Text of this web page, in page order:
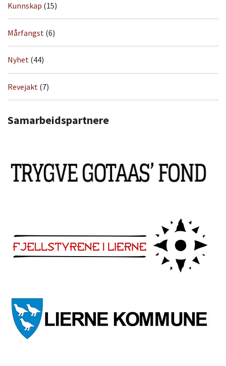
Kunnskap (15)
Mårfangst (6)
Nyhet (44)
Revejakt (7)
Samarbeidspartnere